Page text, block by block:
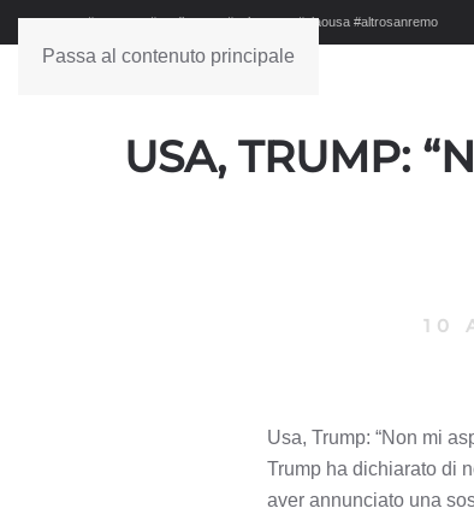
Passa al contenuto principale
#sanremo #studionews #askanews #ciaousa #altrosanremo
USA, TRUMP:
10
Usa, Trump: “Non mi
Trump ha dichiarato di
aver annunciato una